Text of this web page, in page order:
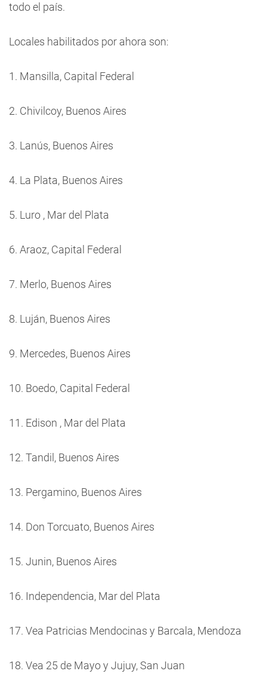
todo el país.
Locales habilitados por ahora son:
1. Mansilla, Capital Federal
2. Chivilcoy, Buenos Aires
3. Lanús, Buenos Aires
4. La Plata, Buenos Aires
5. Luro , Mar del Plata
6. Araoz, Capital Federal
7. Merlo, Buenos Aires
8. Luján, Buenos Aires
9. Mercedes, Buenos Aires
10. Boedo, Capital Federal
11. Edison , Mar del Plata
12. Tandil, Buenos Aires
13. Pergamino, Buenos Aires
14. Don Torcuato, Buenos Aires
15. Junin, Buenos Aires
16. Independencia, Mar del Plata
17. Vea Patricias Mendocinas y Barcala, Mendoza
18. Vea 25 de Mayo y Jujuy, San Juan